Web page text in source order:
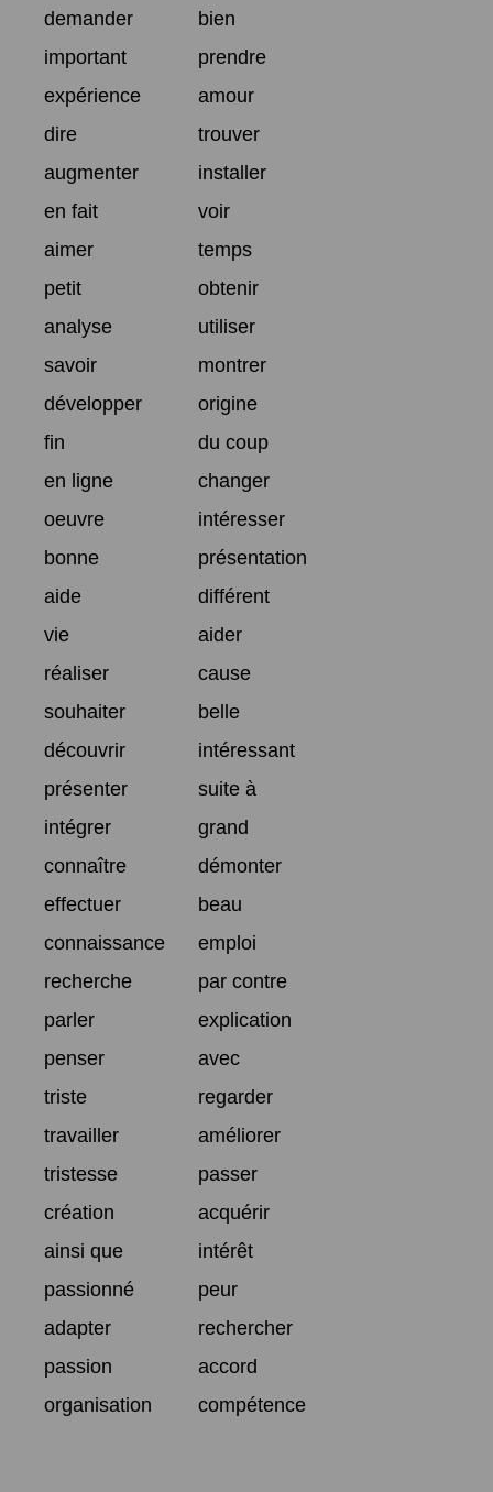
demander
bien
important
prendre
expérience
amour
dire
trouver
augmenter
installer
en fait
voir
aimer
temps
petit
obtenir
analyse
utiliser
savoir
montrer
développer
origine
fin
du coup
en ligne
changer
oeuvre
intéresser
bonne
présentation
aide
différent
vie
aider
réaliser
cause
souhaiter
belle
découvrir
intéressant
présenter
suite à
intégrer
grand
connaître
démonter
effectuer
beau
connaissance
emploi
recherche
par contre
parler
explication
penser
avec
triste
regarder
travailler
améliorer
tristesse
passer
création
acquérir
ainsi que
intérêt
passionné
peur
adapter
rechercher
passion
accord
organisation
compétence